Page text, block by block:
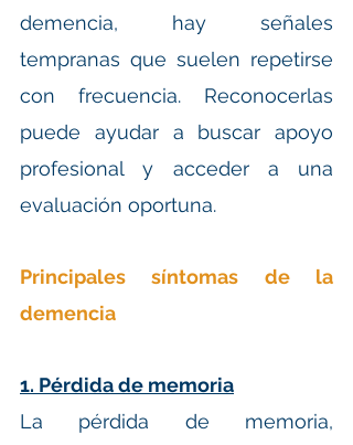
demencia, hay señales
tempranas que suelen repetirse
con frecuencia. Reconocerlas
puede ayudar a buscar apoyo
profesional y acceder a una
evaluación oportuna.
Principales síntomas de la
demencia
1. Pérdida de memoria
La pérdida de memoria,